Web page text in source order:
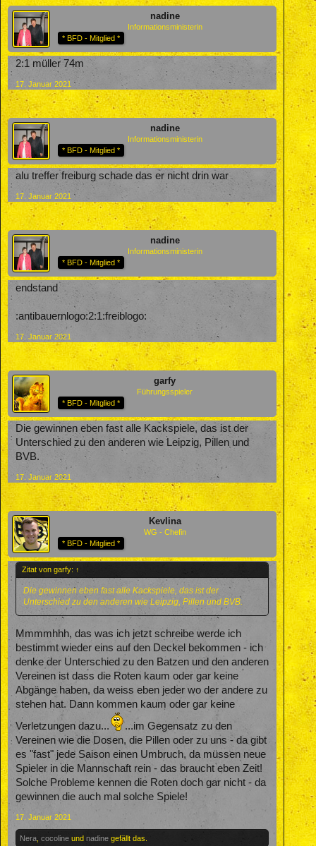
nadine
Informationsministerin
* BFD - Mitglied *
2:1 müller 74m
17. Januar 2021
nadine
Informationsministerin
* BFD - Mitglied *
alu treffer freiburg schade das er nicht drin war
17. Januar 2021
nadine
Informationsministerin
* BFD - Mitglied *
endstand
:antibauernlogo:2:1:freiblogo:
17. Januar 2021
garfy
Führungsspieler
* BFD - Mitglied *
Die gewinnen eben fast alle Kackspiele, das ist der
Unterschied zu den anderen wie Leipzig, Pillen und
BVB.
17. Januar 2021
Kevlina
WG - Chefin
* BFD - Mitglied *
Zitat von garfy: ↑
Die gewinnen eben fast alle Kackspiele, das ist der
Unterschied zu den anderen wie Leipzig, Pillen und BVB.
Mmmmhhh, das was ich jetzt schreibe werde ich
bestimmt wieder eins auf den Deckel bekommen - ich
denke der Unterschied zu den Batzen und den anderen
Vereinen ist dass die Roten kaum oder gar keine
Abgänge haben, da weiss eben jeder wo der andere zu
stehen hat. Dann kommen kaum oder gar keine
Verletzungen dazu...
...im Gegensatz zu den
Vereinen wie die Dosen, die Pillen oder zu uns - da gibt
es "fast" jede Saison einen Umbruch, da müssen neue
Spieler in die Mannschaft rein - das braucht eben Zeit!
Solche Probleme kennen die Roten doch gar nicht - da
gewinnen die auch mal solche Spiele!
17. Januar 2021
Nera cocoline und nadine gefällt das.